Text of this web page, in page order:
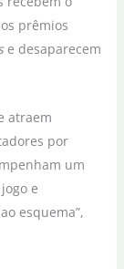
prêmios
e desaparecem
atraem
por
um
e
esquema”,